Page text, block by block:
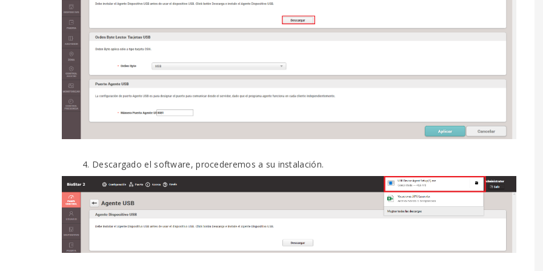
Descargado el software, procederemos a su instalación.